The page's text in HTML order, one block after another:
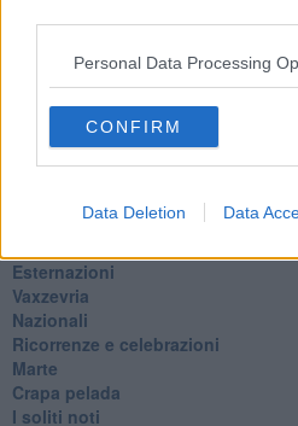
Personal Data Processing
CONFIRM
Data Deletion Data
Europei
​Il Giro
Insopportabile
​Mentre
Luana
​Cronaca di un vaccino annunciato
Esternazioni
Vaxzevria
Nazionali
​Ricorrenze e celebrazioni
Marte
​Crapa pelada
​I soliti noti